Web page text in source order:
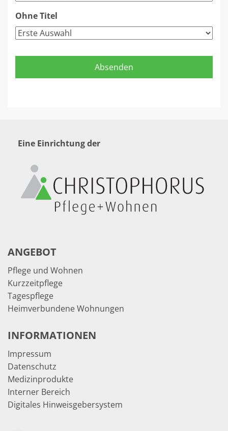
Ohne Titel
Eine Einrichtung der
ANGEBOT
Pflege und Wohnen
Kurzzeitpflege
Tagespflege
Heimverbundene Wohnungen
INFORMATIONEN
Impressum
Datenschutz
Medizinprodukte
Interner Bereich
Digitales Hinweisgebersystem